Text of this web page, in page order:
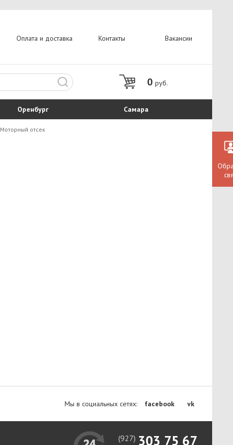
Оплата и доставка Контакты Вакансии
0 руб.
Оренбург Самара
Моторный отсек
Мы в социальных сетях: facebook vk
(927) 303 75 67